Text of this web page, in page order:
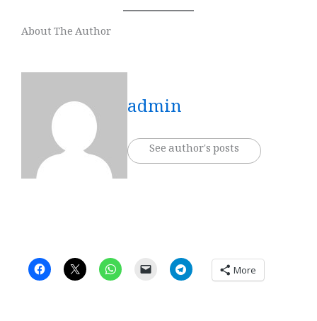
About The Author
admin
See author's posts
More